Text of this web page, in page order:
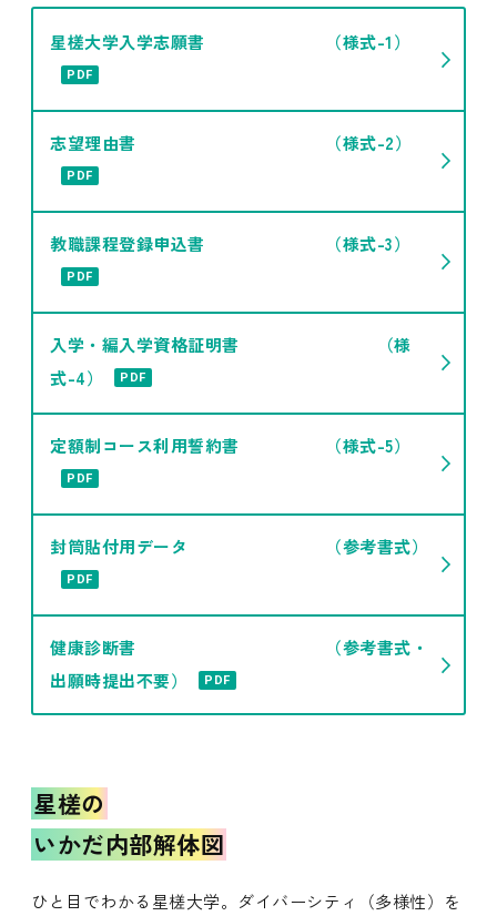
星槎大学入学志願書 （様式-1）
PDF
志望理由書 （様式-2）
PDF
教職課程登録申込書 （様式-3）
PDF
入学・編入学資格証明書 （様
式-4）
PDF
定額制コース利用誓約書 （様式-5）
PDF
封筒貼付用データ （参考書式）
PDF
健康診断書 （参考書式・
出願時提出不要）
PDF
星槎の
いかだ内部解体図
ひと目でわかる星槎大学。ダイバーシティ（多様性）を